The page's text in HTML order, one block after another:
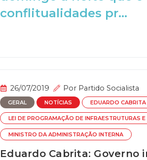
conflitualidades pr...
26/07/2019 Por Partido Socialista
GERAL NOTÍCIAS EDUARDO CABRITA
LEI DE PROGRAMAÇÃO DE INFRAESTRUTURAS
MINISTRO DA ADMINISTRAÇÃO INTERNA
Eduardo Cabrita: Governo